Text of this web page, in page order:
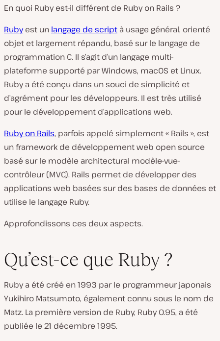
En quoi Ruby est-il différent de Ruby on Rails ?
Rubyest un langage de script à usage général, orienté
objet et largement répandu, basé sur le langage de
programmation C. Il s’agit d’un langage multi-
plateforme supporté par Windows, macOS et Linux.
Ruby a été conçu dans un souci de simplicité et
d’agrément pour les développeurs. Il est très utilisé
pour le développement d’applications web.
Ruby on Rails, parfois appelé simplement « Rails », est
un framework de développement web open source
basé sur le modèle architectural modèle-vue-
contrôleur (MVC). Rails permet de développer des
applications web basées sur des bases de données et
utilise le langage Ruby.
Approfondissons ces deux aspects.
Qu’est-ce que Ruby ?
Ruby a été créé en 1993 par le programmeur japonais
Yukihiro Matsumoto, également connu sous le nom de
Matz. La première version de Ruby, Ruby 0.95, a été
publiée le 21 décembre 1995.